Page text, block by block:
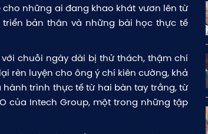
những ai đang khao khát vươn lên từ
bản thân và những bài học thực tế
chuỗi ngày dài bị thử thách, thậm chí
rèn luyện cho ông ý chí kiên cường, khả
trình thực tế từ hai bàn tay trắng, từ
của Intech Group, một trong những tập